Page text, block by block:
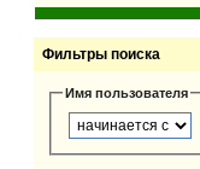
Фильтры поиска
Имя пользователя